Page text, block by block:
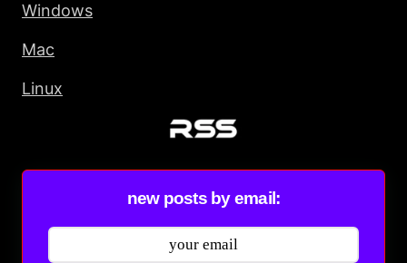
Windows
Mac
Linux
new posts by email: